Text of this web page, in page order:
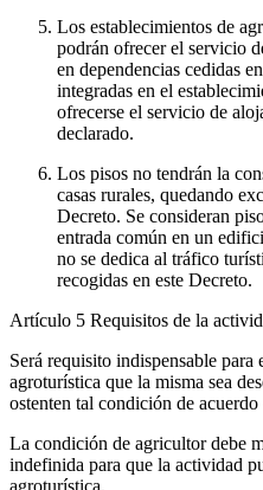
Los establecimientos de
podrán ofrecer el servicio
en dependencias cedidas
integradas en el
ofrecerse el servicio de
declarado.
Los pisos no tendrán la
casas rurales, quedando
Decreto. Se consideran
entrada común en un
no se dedica al tráfico
recogidas en este Decreto.
Artículo 5 Requisitos de la
Será requisito indispensable
agroturística que la misma sea
ostenten tal condición de
La condición de agricultor debe
indefinida para que la actividad
agroturística.